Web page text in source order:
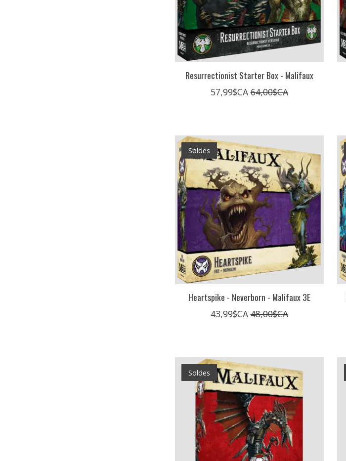
Resurrectionist Starter Box - Malifaux
57,99$CA 64,00$CA
Soldes
Heartspike - Neverborn - Malifaux 3E
43,99$CA 48,00$CA
Soldes